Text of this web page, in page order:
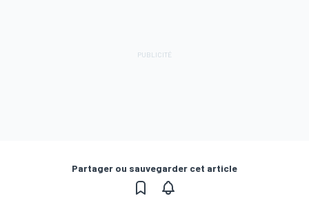
Partager ou sauvegarder cet article